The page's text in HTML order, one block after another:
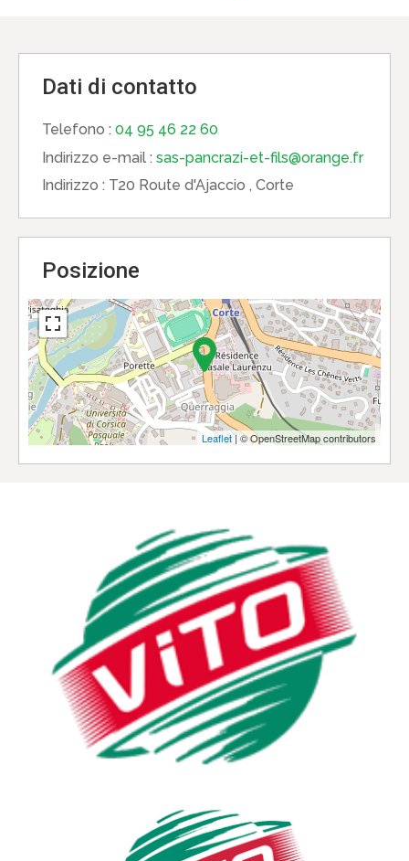
Dati di contatto
Telefono : 04 95 46 22 60
Indirizzo e-mail : sas-pancrazi-et-fils@orange.fr
Indirizzo : T20 Route d'Ajaccio , Corte
Posizione
Leaflet| © OpenStreetMap contributors